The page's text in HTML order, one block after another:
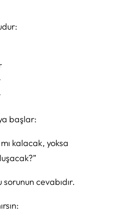
başlar:
kalacak, yoksa
sorunun cevabıdır.